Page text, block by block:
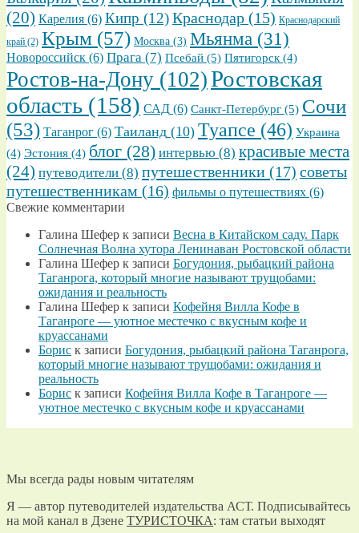
(20) Карелия (6) Кипр (12)Краснодар (15) Краснодарский
край (2) Крым (57) Москва (3) Мьянма (31)
Новороссийск (6) Прага (7) Псебай (5) Пятигорск (4)
Ростов-на-Дону (102)Ростовская
область (158) САД (6) Санкт-Петербург (5) Сочи
(53) Таганрог (6) Таиланд (10) Туапсе (46) Украина
(4) Эстония (4) блог (28) интервью (8) красивые места
(24) путеводители (8) путешественники (17) советы
путешественникам (16) фильмы о путешествиях (6)
Свежие комментарии
Галина Шефер к записи Весна в Китайском саду. Парк
Солнечная Волна хутора Ленинаван Ростовской области
Галина Шефер к записи Богудония, рыбацкий района
Таганрога, который многие называют трущобами:
ожидания и реальность
Галина Шефер к записи Кофейня Вилла Кофе в
Таганроге — уютное местечко с вкусным кофе и
круассанами
Борис к записи Богудония, рыбацкий района Таганрога,
который многие называют трущобами: ожидания и
реальность
Борис к записи Кофейня Вилла Кофе в Таганроге —
уютное местечко с вкусным кофе и круассанами
Мы всегда рады новым читателям
Я — автор путеводителей издательства АСТ. Подписывайтесь
на мой канал в Дзене ТУРИСТОЧКА: там статьи выходят